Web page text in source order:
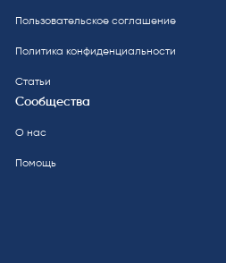
Пользовательское соглашение
Политика конфиденциальности
Статьи
Сообщества
О нас
Помощь